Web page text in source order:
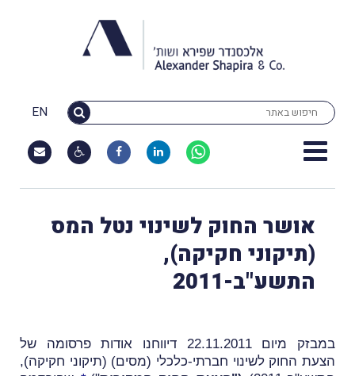
EN
אושר החוק לשינוי נטל המס
(תיקוני חקיקה),
התשע"ב-2011
במבזק מיום 22.11.2011 דיווחנו אודות פרסומה של
הצעת החוקלשינוי חברתי-כלכלי (מסים) (תיקוני חקיקה),